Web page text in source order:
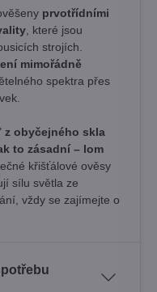
prvotřídními
, které jsou
strojích.
mimořádně
spektra přes
z obyčejného skla
to zásadní – lom
křišťálové ověsy
sílu světla ze
vždy se zajímejte o